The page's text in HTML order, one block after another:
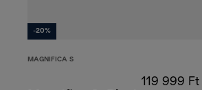
-20%
MAGNIFICA S
119 999 Ft